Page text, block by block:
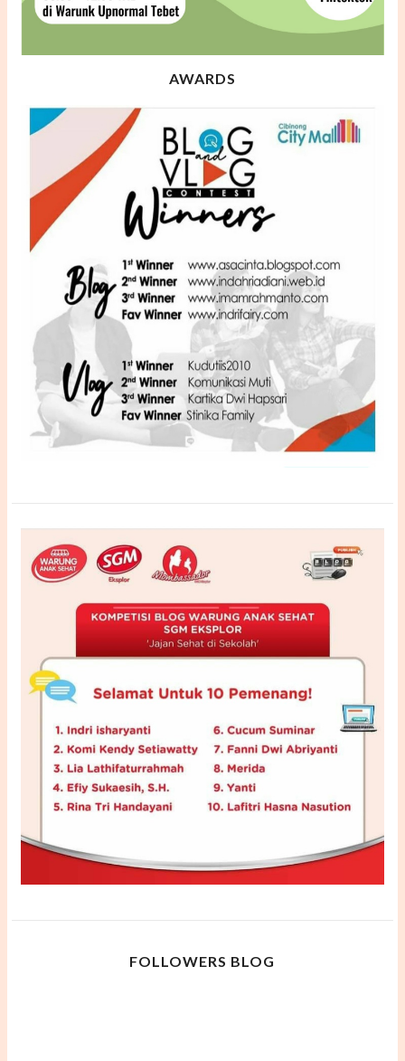
AWARDS
FOLLOWERS BLOG